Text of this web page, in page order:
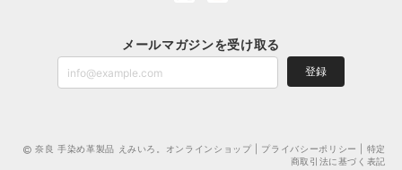
メールマガジンを受け取る
登録
奈良 手染め革製品 えみいろ。オンラインショップ | プライバシーポリシー
特定
商取引法に基づく表記